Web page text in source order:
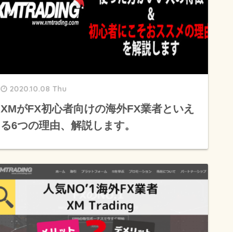
2020.10.08 Thu
XMがFX初心者向けの海外FX業者といえ
る6つの理由、解説します。